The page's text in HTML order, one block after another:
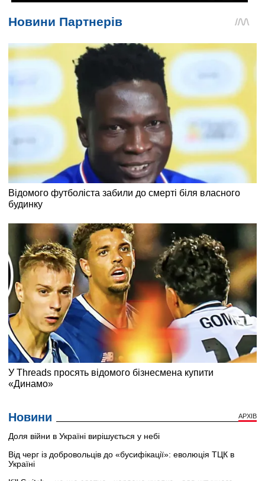
Новини АРХІВ
Доля війни в Україні вирішується у небі
Від черг із добровольців до «бусифікації»: еволюція ТЦК в
Україні